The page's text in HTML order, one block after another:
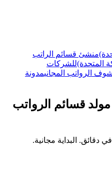
منشئ قسائم الراتب
المتحدة)للشركات
الرواتب المجانيمدونة
قسائم الرواتب
دقائق. البداية مجانية.